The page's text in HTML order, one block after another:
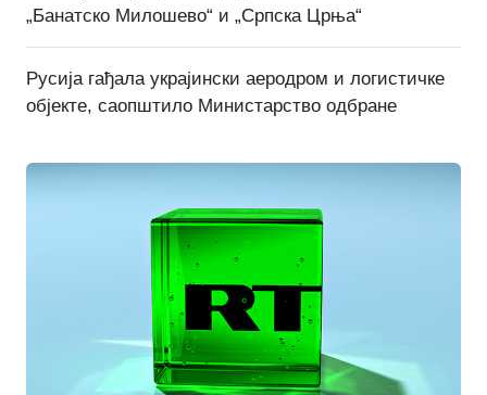
„Банатско Милошево“ и „Српска Црња“
Русија гађала украјински аеродром и логистичке
објекте, саопштило Министарство одбране